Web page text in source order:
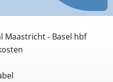
Maastricht - Basel hbf